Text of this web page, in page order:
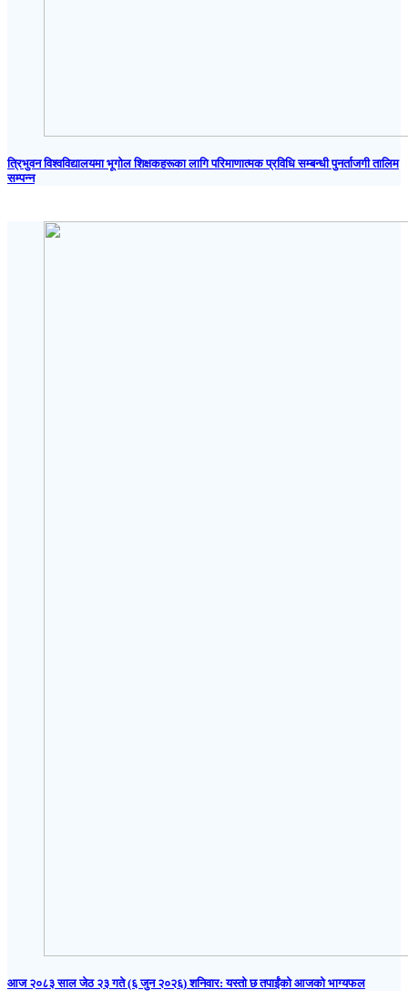
त्रिभुवन विश्वविद्यालयमा भूगोल शिक्षकहरूका लागि परिमाणात्मक प्रविधि सम्बन्धी पुनर्ताजगी तालिम
सम्पन्न
आज २०८३ साल जेठ २३ गते (६ जुन २०२६) शनिवार: यस्तो छ तपाईंको आजको भाग्यफल